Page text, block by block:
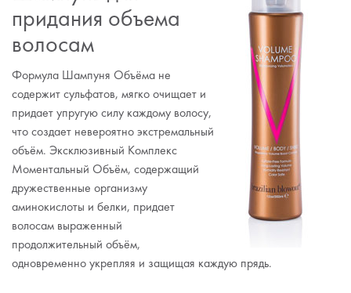
придания объема
волосам
Формула Шампуня Объёма не
содержит сульфатов, мягко очищает и
придает упругую силу каждому волосу,
что создает невероятно экстремальный
объём. Эксклюзивный Комплекс
Моментальный Объём, содержащий
дружественные организму
аминокислоты и белки, придает
волосам выраженный
продолжительный объём,
одновременно укрепляя и защищая каждую прядь.